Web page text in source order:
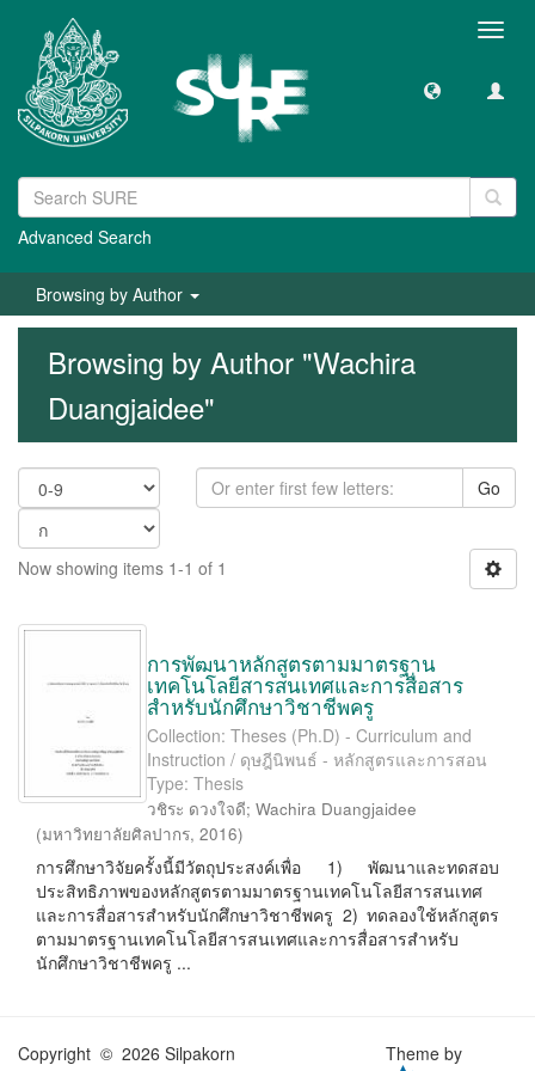
Advanced Search
Browsing by Author
Browsing by Author "Wachira
Duangjaidee"
Go
Now showing items 1-1 of 1
การพัฒนาหลักสูตรตามมาตรฐาน
เทคโนโลยีสารสนเทศและการสื่อสาร
สำหรับนักศึกษาวิชาชีพครู
Collection: Theses (Ph.D) - Curriculum and
Instruction / ดุษฎีนิพนธ์ - หลักสูตรและการสอน
Type: Thesis
วชิระ ดวงใจดี; Wachira Duangjaidee
(มหาวิทยาลัยศิลปากร, 2016)
การศึกษาวิจัยครั้งนี้มีวัตถุประสงค์เพื่อ 1) พัฒนาและทดสอบ
ประสิทธิภาพของหลักสูตรตามมาตรฐานเทคโนโลยีสารสนเทศ
และการสื่อสารสำหรับนักศึกษาวิชาชีพครู 2) ทดลองใช้หลักสูตร
ตามมาตรฐานเทคโนโลยีสารสนเทศและการสื่อสารสำหรับ
นักศึกษาวิชาชีพครู ...
Copyright © 2026 Silpakorn
Theme by